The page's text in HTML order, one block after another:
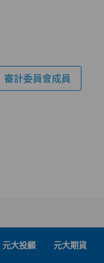
審計委員會成員
元大投顧 元大期貨